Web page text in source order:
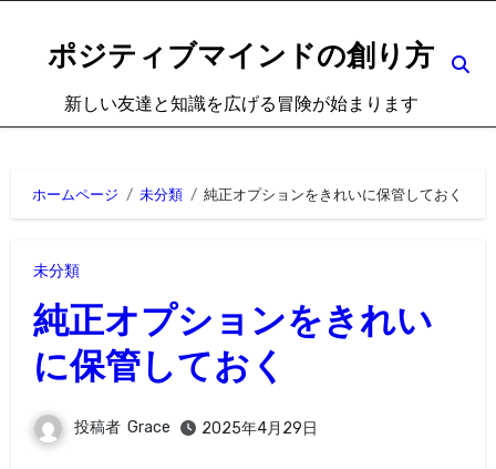
ポジティブマインドの創り方
新しい友達と知識を広げる冒険が始まります
ホームページ 未分類 純正オプションをきれいに保管しておく
未分類
純正オプションをきれい
に保管しておく
投稿者 Grace 2025年4月29日